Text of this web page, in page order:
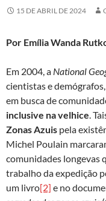
15 DE ABRIL DE 2024
Por Emília Wanda
Em 2004, a National
cientistas e
em busca de
inclusive na velhice.
Zonas Azuis pela
Michel Poulain
comunidades longevas
trabalho da expedição
um livro[2] e no